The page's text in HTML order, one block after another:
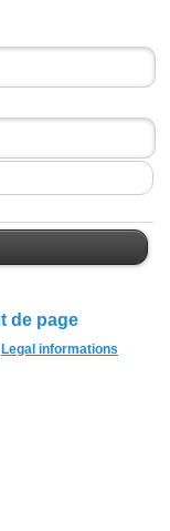
de page
Legal informations